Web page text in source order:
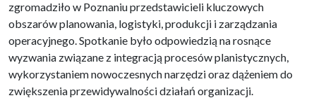
zgromadziło w Poznaniu przedstawicieli kluczowych
obszarów planowania, logistyki, produkcji i zarządzania
operacyjnego. Spotkanie było odpowiedzią na rosnące
wyzwania związane z integracją procesów planistycznych,
wykorzystaniem nowoczesnych narzędzi oraz dążeniem do
zwiększenia przewidywalności działań organizacji.